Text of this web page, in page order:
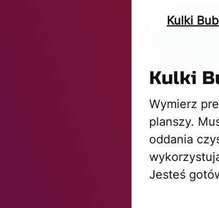
Kulki
Kulki
Wymierz
planszy.
oddania
Jesteś